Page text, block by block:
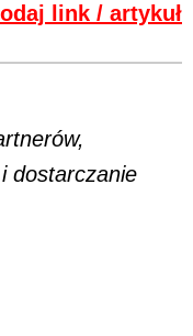
link / artykuł
dostarczanie